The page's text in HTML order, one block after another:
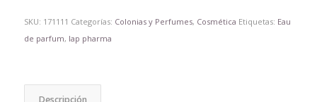
SKU: 171111 Categorías: Colonias y Perfumes, Cosmética Etiquetas: Eau
de parfum, Iap pharma